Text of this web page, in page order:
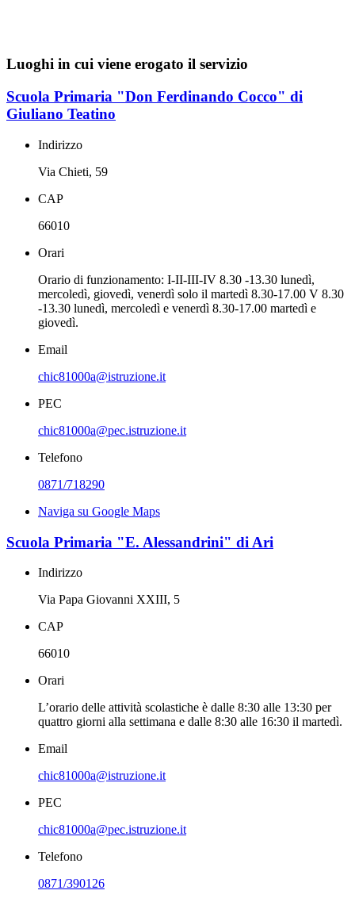
Luoghi in cui viene erogato il servizio
Scuola Primaria "Don Ferdinando Cocco" di
Giuliano Teatino
Indirizzo
Via Chieti, 59
CAP
66010
Orari
Orario di funzionamento: I-II-III-IV 8.30 -13.30 lunedì,
mercoledì, giovedì, venerdì solo il martedì 8.30-17.00 V 8.30
-13.30 lunedì, mercoledì e venerdì 8.30-17.00 martedì e
giovedì.
Email
chic81000a@istruzione.it
PEC
chic81000a@pec.istruzione.it
Telefono
0871/718290
Naviga su Google Maps
Scuola Primaria "E. Alessandrini" di Ari
Indirizzo
Via Papa Giovanni XXIII, 5
CAP
66010
Orari
L’orario delle attività scolastiche è dalle 8:30 alle 13:30 per
quattro giorni alla settimana e dalle 8:30 alle 16:30 il martedì.
Email
chic81000a@istruzione.it
PEC
chic81000a@pec.istruzione.it
Telefono
0871/390126